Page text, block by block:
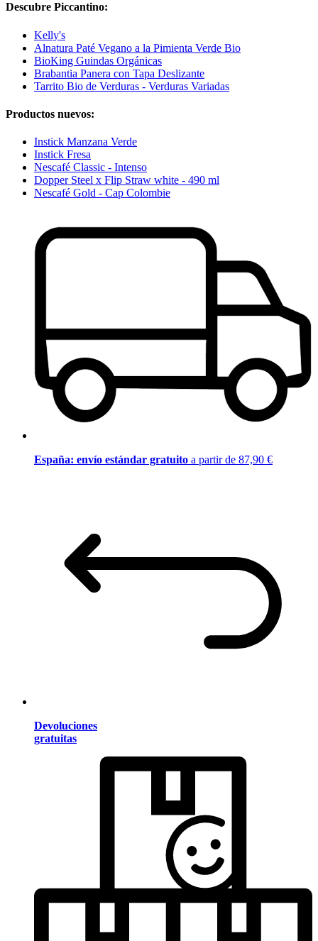
Descubre Piccantino:
Kelly's
Alnatura Paté Vegano a la Pimienta Verde Bio
BioKing Guindas Orgánicas
Brabantia Panera con Tapa Deslizante
Tarrito Bio de Verduras - Verduras Variadas
Productos nuevos:
Instick Manzana Verde
Instick Fresa
Nescafé Classic - Intenso
Dopper Steel x Flip Straw white - 490 ml
Nescafé Gold - Cap Colombie
España: envío estándar gratuito a partir de 87,90 €
Devoluciones
gratuitas